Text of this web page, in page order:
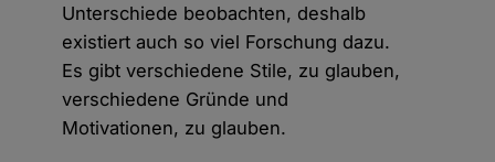
Unterschiede beobachten, deshalb
existiert auch so viel Forschung dazu.
Es gibt verschiedene Stile, zu glauben,
verschiedene Gründe und
Motivationen, zu glauben.